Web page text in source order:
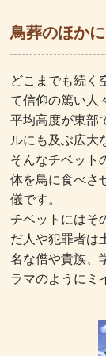
鳥葬のほか
どこまでも続く
て信仰の篤い人
平均高度が東部
ルにも及ぶ広大
そんなチベット
体を鳥に食べさ
儀です。
チベットにはそ
だ人や犯罪者は
名な僧や貴族、
ラマのようにミ